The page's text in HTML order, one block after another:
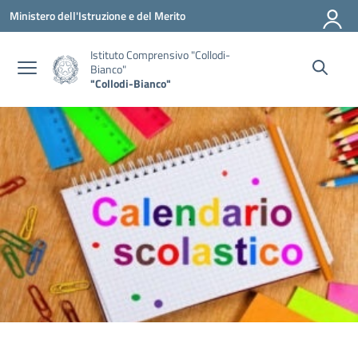
Vai ai contenuti
Vai al menu di navigazione
Vai al footer
Ministero dell'Istruzione e del Merito
Istituto Comprensivo "Collodi-
Bianco"
"Collodi-Bianco"